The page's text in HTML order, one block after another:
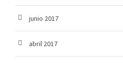
junio 2017
abril 2017